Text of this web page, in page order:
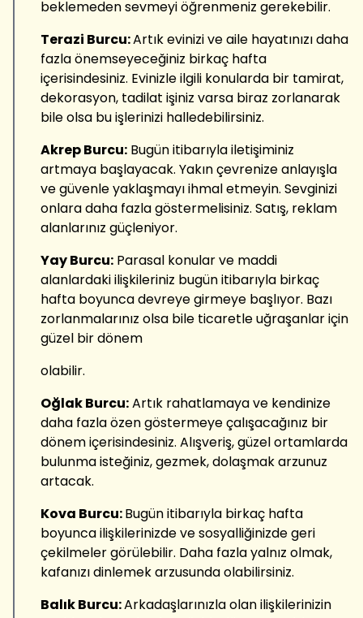
beklemeden sevmeyi öğrenmeniz gerekebilir.
Terazi Burcu:Artık evinizi ve aile hayatınızı daha
fazla önemseyeceğiniz birkaç hafta
içerisindesiniz. Evinizle ilgili konularda bir tamirat,
dekorasyon, tadilat işiniz varsa biraz zorlanarak
bile olsa bu işlerinizi halledebilirsiniz.
Akrep Burcu: Bugün itibarıyla iletişiminiz
artmaya başlayacak. Yakın çevrenize anlayışla
ve güvenle yaklaşmayı ihmal etmeyin. Sevginizi
onlara daha fazla göstermelisiniz. Satış, reklam
alanlarınız güçleniyor.
Yay Burcu: Parasal konular ve maddi
alanlardaki ilişkileriniz bugün itibarıyla birkaç
hafta boyunca devreye girmeye başlıyor. Bazı
zorlanmalarınız olsa bile ticaretle uğraşanlar için
güzel bir dönem
olabilir.
Oğlak Burcu:Artık rahatlamaya ve kendinize
daha fazla özen göstermeye çalışacağınız bir
dönem içerisindesiniz. Alışveriş, güzel ortamlarda
bulunma isteğiniz, gezmek, dolaşmak arzunuz
artacak.
Kova Burcu:Bugün itibarıyla birkaç hafta
boyunca ilişkilerinizde ve sosyalliğinizde geri
çekilmeler görülebilir. Daha fazla yalnız olmak,
kafanızı dinlemek arzusunda olabilirsiniz.
Balık Burcu:Arkadaşlarınızla olan ilişkilerinizin